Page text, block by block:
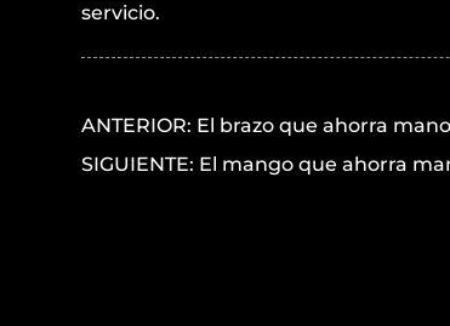
servicio.
ANTERIOR: El brazo que ahorra
SIGUIENTE: El mango que ahorra